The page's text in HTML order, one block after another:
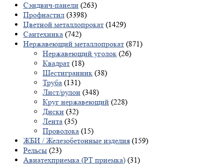
Сэндвич-панели (263)
Профнастил (3398)
Цветной металлопрокат (1429)
Сантехника (742)
Нержавеющий металлопрокат (871)
Нержавеющий уголок (26)
Квадрат (18)
Шестигранник (38)
Труба (131)
Лист/рулон (348)
Круг нержавеющий (228)
Диски (32)
Лента (35)
Проволока (15)
ЖБИ / Железобетонные изделия (159)
Рельсы (23)
Авиатехприемка (РТ приемка) (31)